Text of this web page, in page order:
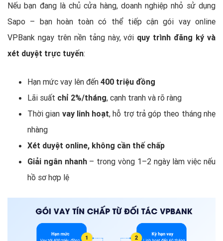
Nếu bạn đang là chủ cửa hàng, doanh nghiệp nhỏ sử dụng
Sapo – bạn hoàn toàn có thể tiếp cận gói vay online
VPBank ngay trên nền tảng này, với quy trình đăng ký và
xét duyệt trực tuyến:
Hạn mức vay lên đến 400 triệu đồng
Lãi suất chỉ 2%/tháng, cạnh tranh và rõ ràng
Thời gian vay linh hoạt, hỗ trợ trả góp theo tháng nhẹ
nhàng
Xét duyệt online, không cần thế chấp
Giải ngân nhanh– trong vòng 1–2 ngày làm việc nếu
hồ sơ hợp lệ